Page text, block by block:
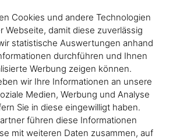
Cookies und andere Technologien
Webseite, damit diese zuverlässig
statistische Auswertungen anhand
durchführen und Ihnen
Werbung zeigen können.
wir Ihre Informationen an unsere
Medien, Werbung und Analyse
Sie in diese eingewilligt haben.
führen diese Informationen
mit weiteren Daten zusammen, auf